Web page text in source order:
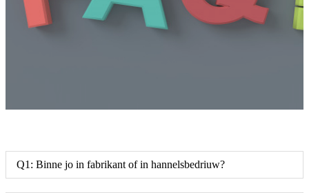
Q1: Binne jo in fabrikant of in hannelsbedriuw?